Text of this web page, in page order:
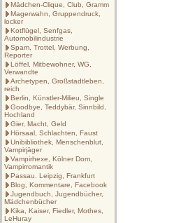
Mädchen-Clique, Club, Gramm
Magerwahn, Gruppendruck,
locker
Kotflügel, Senfgas,
Automobilindustrie
Spam, Trottel, Werbung,
Reporter
Löffel, Mitbewohner, WG,
Verwandte
Archetypen, Großstadtleben,
reich
Berlin, Künstler-Milieu, Single
Goodbye, Teddybär, Sinnbild,
Hochland
Gier, Macht, Geld
Hörsaal, Schlachten, Faust
Unibibliothek, Menschenblut,
Vampirjäger
Vampirhexe, Kölner Dom,
Vampirromantik
Passau. Leipzig, Frankfurt
Blog, Kommentare, Facebook
Jugendbuch, Jugendbücher,
Mädchenbücher
Kika, Kaiser, Fiedler, Mothes,
LeHuray